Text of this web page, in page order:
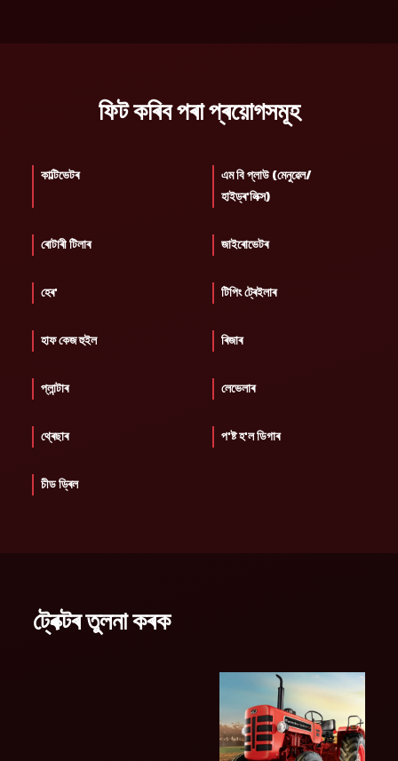
ফিট কৰিব পৰা প্ৰয়োগসমূহ
কাল্টিভেটৰ
এম বি প্লাউ (মেনুৱেল/
হাইড্ৰ'লিক্স)
ৰোটাৰী টিলাৰ জাইৰোভেটৰ
হেৰ' টিপিং ট্ৰেইলাৰ
হাফ কেজ হুইল ৰিজাৰ
প্লান্টাৰ লেভেলাৰ
থ্ৰেছাৰ প'ষ্ট হ'ল ডিগাৰ
চীড ড্ৰিল
ট্ৰেক্টৰ তুলনা কৰক